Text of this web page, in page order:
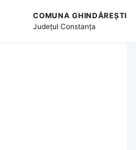
COMUNA GHINDĂREȘTI
JudețulConstanța